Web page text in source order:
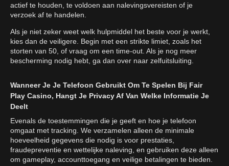
actief te houden, te voldoen aan nalevingsvereisten of je
verzoek af te handelen.
Als je niet zeker weet welk hulpmiddel het beste voor je werkt,
kies dan de veiligere. Begin met een strikte limiet, zoals het
storten van 50, of vraag om een time-out. Als je nog meer
bescherming nodig hebt, ga dan over naar zelfuitsluiting.
Wanneer Je Je Telefoon Gebruikt Om Te Spelen Bij Fair
Play Casino, Hangt Je Privacy Af Van Welke Informatie Je
Deelt
Evenals de toestemmingen die je geeft en hoe je telefoon
omgaat met tracking. We verzamelen alleen de minimale
hoeveelheid gegevens die nodig is voor prestaties,
fraudepreventie en wettelijke naleving, en gebruiken deze alleen
om gameplay, accounttoegang en veilige betalingen te bieden.